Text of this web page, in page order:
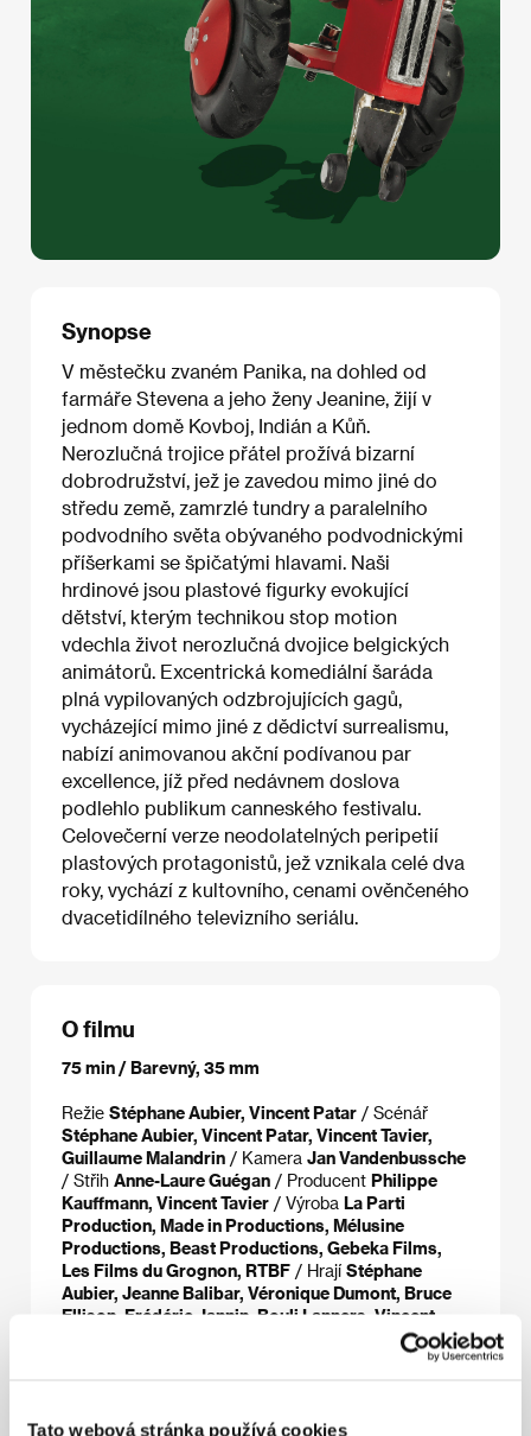
Tato webová stránka používá cookies
Synopse
V městečku zvaném Panika, na dohled od
farmáře Stevena a jeho ženy Jeanine, žijí v
jednom domě Kovboj, Indián a Kůň.
Nerozlučná trojice přátel prožívá bizarní
dobrodružství, jež je zavedou mimo jiné do
středu země, zamrzlé tundry a paralelního
podvodního světa obývaného podvodnickými
příšerkami se špičatými hlavami. Naši
hrdinové jsou plastové figurky evokující
dětství, kterým technikou stop motion
vdechla život nerozlučná dvojice belgických
animátorů. Excentrická komediální šaráda
plná vypilovaných odzbrojujících gagů,
vycházející mimo jiné z dědictví surrealismu,
nabízí animovanou akční podívanou par
excellence, jíž před nedávnem doslova
podlehlo publikum canneského festivalu.
Celovečerní verze neodolatelných peripetií
plastových protagonistů, jež vznikala celé dva
roky, vychází z kultovního, cenami ověnčeného
dvacetidílného televizního seriálu.
O filmu
75 min / Barevný, 35 mm
Režie Stéphane Aubier, Vincent Patar / Scénář
Stéphane Aubier, Vincent Patar, Vincent Tavier,
Guillaume Malandrin / Kamera Jan Vandenbussche
/ Střih Anne-Laure Guégan / Producent Philippe
Kauffmann, Vincent Tavier / Výroba La Parti
Production, Made in Productions, Mélusine
Productions, Beast Productions, Gebeka Films,
Les Films du Grognon, RTBF / Hrají Stéphane
Aubier, Jeanne Balibar, Véronique Dumont, Bruce
Ellison, Frédéric Jannin, Bouli Lanners, Vincent
Coproduction
Asociace českých filmových